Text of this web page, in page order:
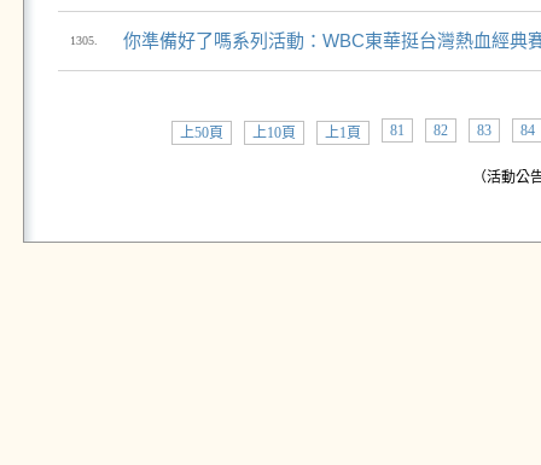
1305. 你準備好了嗎系列活動：WBC東華挺台灣熱血經典
上50頁 上10頁 上1頁 81 82 83 84
（活動公